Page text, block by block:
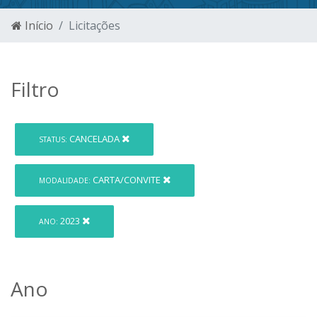
Início Licitações
Filtro
STATUS: CANCELADA
MODALIDADE: CARTA/CONVITE
ANO: 2023
Ano